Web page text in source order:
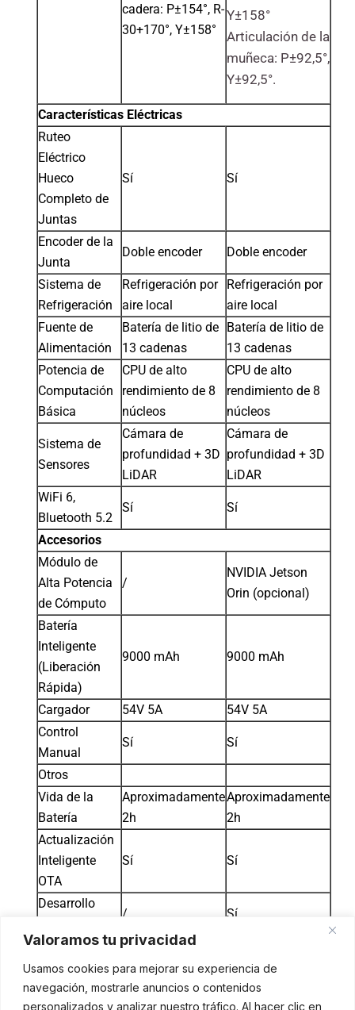
Valoramos tu privacidad
Usamos cookies para mejorar su experiencia de
navegación, mostrarle anuncios o contenidos
personalizados y analizar nuestro tráfico. Al hacer clic en
cadera: P±154°, R-
30+170°, Y±158°
Y±158°
Articulación de la
muñeca: P±92,5°,
Y±92,5°.
Características Eléctricas
Ruteo
Eléctrico
Hueco
Completo de
Juntas
Sí Sí
Encoder de la
Junta
Doble encoder Doble encoder
Sistema de
Refrigeración
Refrigeración por
aire local
Refrigeración por
aire local
Fuente de
Alimentación
Batería de litio de
13 cadenas
Batería de litio de
13 cadenas
Potencia de
Computación
Básica
CPU de alto
rendimiento de 8
núcleos
CPU de alto
rendimiento de 8
núcleos
Sistema de
Sensores
Cámara de
profundidad + 3D
LiDAR
Cámara de
profundidad + 3D
LiDAR
WiFi 6,
Bluetooth 5.2
Sí Sí
Accesorios
Módulo de
Alta Potencia
de Cómputo
/
NVIDIA Jetson
Orin (opcional)
Batería
Inteligente
(Liberación
Rápida)
9000 mAh 9000 mAh
Cargador 54V 5A
54V 5A
Control
Manual
Sí Sí
Otros
Vida de la
Batería
Aproximadamente
2h
Aproximadamente
2h
Actualización
Inteligente
OTA
Sí Sí
Desarrollo
/ Sí
Período de
Garantía